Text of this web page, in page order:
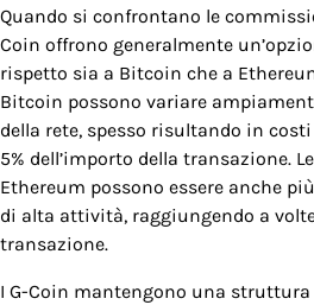
Quando si confrontano le
Coin offrono generalmente
rispetto sia a Bitcoin che a
Bitcoin possono variare
della rete, spesso risultando in
5% dell’importo della transazione.
Ethereum possono essere anche
di alta attività, raggiungendo a
transazione.
I G-Coin mantengono una